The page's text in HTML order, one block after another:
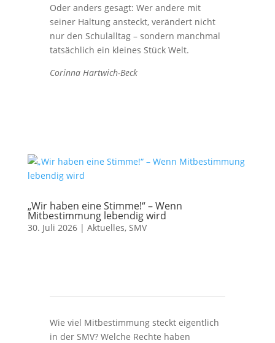
Oder anders gesagt: Wer andere mit
seiner Haltung ansteckt, verändert nicht
nur den Schulalltag – sondern manchmal
tatsächlich ein kleines Stück Welt.
Corinna Hartwich-Beck
„Wir haben eine Stimme!“ – Wenn
Mitbestimmung lebendig wird
30. Juli 2026| Aktuelles, SMV
Wie viel Mitbestimmung steckt eigentlich
in der SMV? Welche Rechte haben